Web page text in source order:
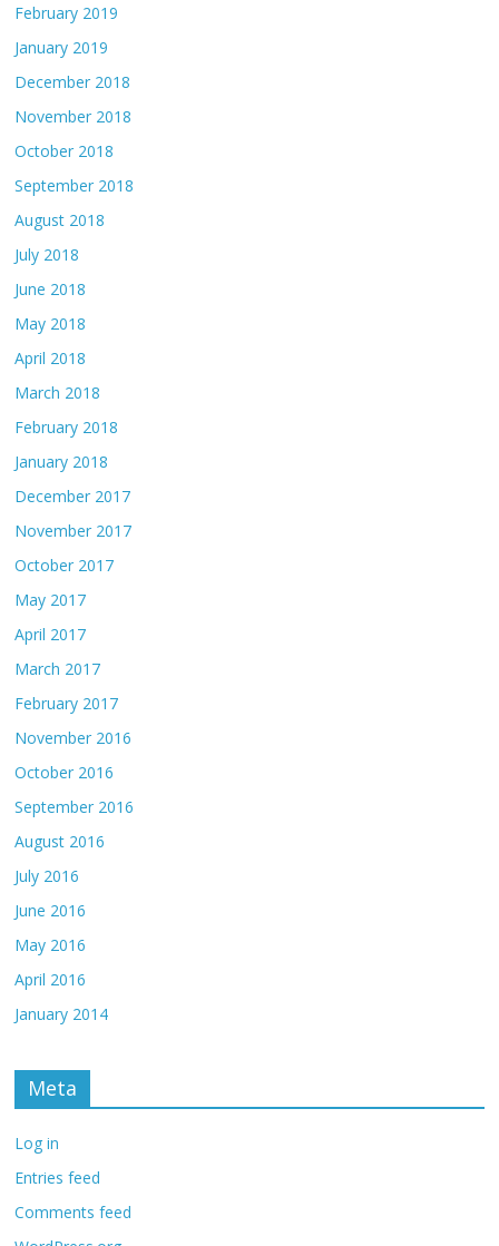
February 2019
January 2019
December 2018
November 2018
October 2018
September 2018
August 2018
July 2018
June 2018
May 2018
April 2018
March 2018
February 2018
January 2018
December 2017
November 2017
October 2017
May 2017
April 2017
March 2017
February 2017
November 2016
October 2016
September 2016
August 2016
July 2016
June 2016
May 2016
April 2016
January 2014
Meta
Log in
Entries feed
Comments feed